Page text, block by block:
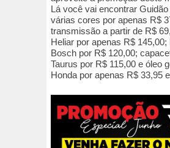
Lá você vai encontrar
várias cores por apenas R$
transmissão a partir de R$
Heliar por apenas R$ 145,00;
Bosch por R$ 120,00;
Taurus por R$ 115,00 e óleo
Honda por apenas R$ 33,95